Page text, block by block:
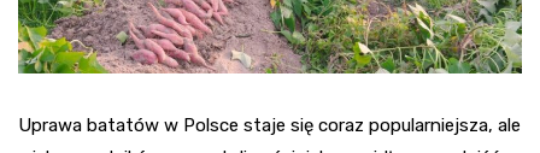
Uprawa batatów w Polsce staje się coraz popularniejsza, ale